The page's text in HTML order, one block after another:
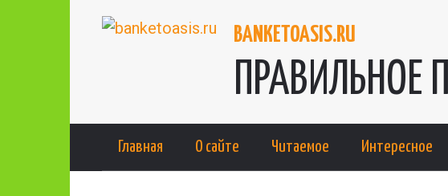
BANKETOASIS.RU
ПРАВИЛЬНОЕ
Главная О сайте Читаемое Интересное